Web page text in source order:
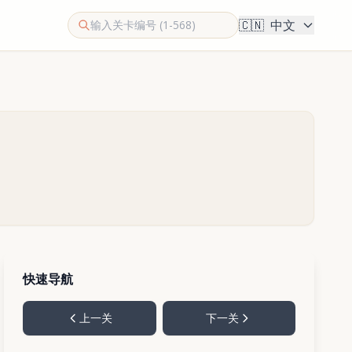
🇨🇳 中文
快速导航
上一关 下一关